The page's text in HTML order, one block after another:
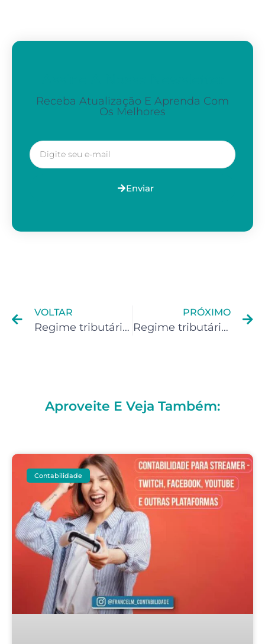
Receba Atualização E Aprenda Com
Os Melhores
Enviar
VOLTAR
Regime tributário para profissionais que recebem do google adsense
PRÓXIMO
Regime tributário para Blogueiros
Aproveite E Veja Também:
Contabilidade